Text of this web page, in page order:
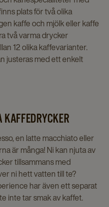
plats för två olika
kaffe och mjölk eller kaffe
två varma drycker
12 olika kaffevarianter.
justeras med ett enkelt
KAFFEDRYCKER
en latte macchiato eller
är många! Ni kan njuta av
tillsammans med
ni hett vatten till te?
har även ett separat
inte tar smak av kaffet.